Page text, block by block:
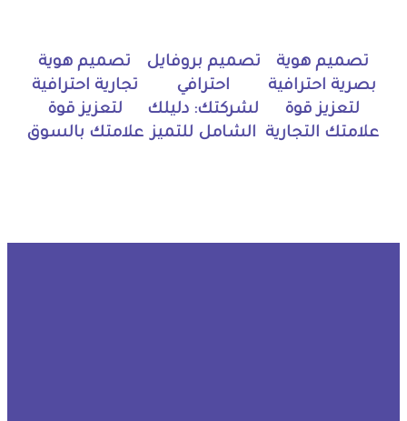
تصميم هوية
بصرية احترافية
لتعزيز قوة
علامتك التجارية
تصميم بروفايل
احترافي
لشركتك: دليلك
الشامل للتميز
تصميم هوية
تجارية احترافية
لتعزيز قوة
علامتك بالسوق